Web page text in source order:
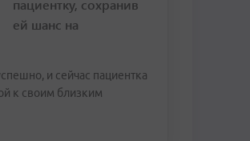
пациентку, сохранив
ей шанс на
и сейчас пациентка
к своим близким